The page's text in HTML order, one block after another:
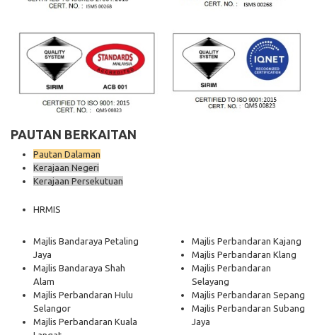
PAUTAN BERKAITAN
Pautan Dalaman
Kerajaan Negeri
Kerajaan Persekutuan
HRMIS
Majlis Bandaraya Petaling
Jaya
Majlis Bandaraya Shah
Alam
Majlis Perbandaran Hulu
Selangor
Majlis Perbandaran Kuala
Majlis Perbandaran Kajang
Majlis Perbandaran Klang
Majlis Perbandaran
Selayang
Majlis Perbandaran Sepang
Majlis Perbandaran Subang
Jaya